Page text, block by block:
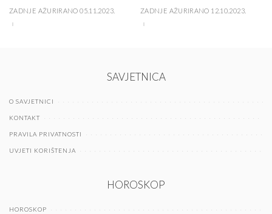
ZADNJE AŽURIRANO 05.11.2023. ZADNJE AŽURIRANO 12.10.2023.
SAVJETNICA
O SAVJETNICI
KONTAKT
PRAVILA PRIVATNOSTI
UVJETI KORIŠTENJA
HOROSKOP
HOROSKOP